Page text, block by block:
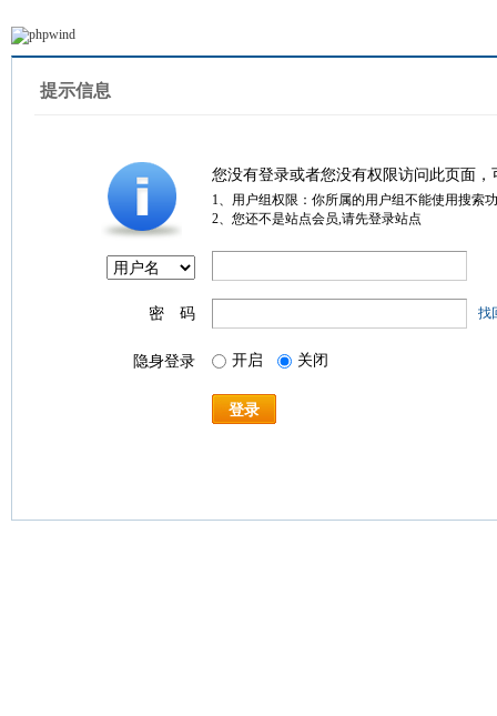
提示信息
您没有登录或者您没有权限访问此页面
1、用户组权限：你所属的用户组不能使用搜索
2、您还不是站点会员,请先登录站点
密 码 找
隐身登录 开启 关闭
登录